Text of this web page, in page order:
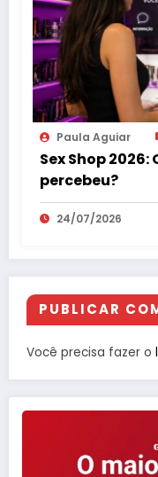
Paula Aguiar
Sex Shop 2026:
percebeu?
24/07/2026
PUBLICAR
Você precisa fazer o